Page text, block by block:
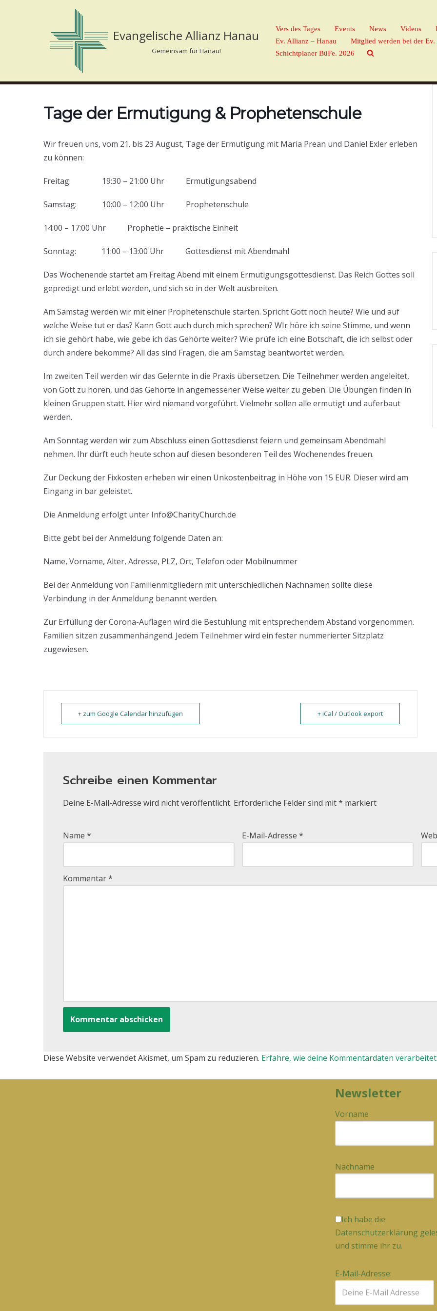
Evangelische Allianz Hanau
Gemeinsam für Hanau!
Vers des Tages Events News Videos
Ev. Allianz – Hanau
Mitglied werden bei der
Schichtplaner BüFe. 2026
Tage der Ermutigung & Prophetenschule
Wir freuen uns, vom 21. bis 23 August, Tage der Ermutigung mit Maria Prean und Daniel Exler erleben
zu können:
Freitag: 19:30 – 21:00 Uhr Ermutigungsabend
Samstag: 10:00 – 12:00 Uhr Prophetenschule
14:00 – 17:00 Uhr Prophetie – praktische Einheit
Sonntag: 11:00 – 13:00 Uhr Gottesdienst mit Abendmahl
Das Wochenende startet am Freitag Abend mit einem Ermutigungsgottesdienst. Das Reich Gottes soll
gepredigt und erlebt werden, und sich so in der Welt ausbreiten.
Am Samstag werden wir mit einer Prophetenschule starten. Spricht Gott noch heute? Wie und auf
welche Weise tut er das? Kann Gott auch durch mich sprechen? WIr höre ich seine Stimme, und wenn
ich sie gehört habe, wie gebe ich das Gehörte weiter? Wie prüfe ich eine Botschaft, die ich selbst oder
durch andere bekomme? All das sind Fragen, die am Samstag beantwortet werden.
Im zweiten Teil werden wir das Gelernte in die Praxis übersetzen. Die Teilnehmer werden angeleitet,
von Gott zu hören, und das Gehörte in angemessener Weise weiter zu geben. Die Übungen finden in
kleinen Gruppen statt. Hier wird niemand vorgeführt. Vielmehr sollen alle ermutigt und auferbaut
werden.
Am Sonntag werden wir zum Abschluss einen Gottesdienst feiern und gemeinsam Abendmahl
nehmen. Ihr dürft euch heute schon auf diesen besonderen Teil des Wochenendes freuen.
Zur Deckung der Fixkosten erheben wir einen Unkostenbeitrag in Höhe von 15 EUR. Dieser wird am
Eingang in bar geleistet.
Die Anmeldung erfolgt unter Info@CharityChurch.de
Bitte gebt bei der Anmeldung folgende Daten an:
Name, Vorname, Alter, Adresse, PLZ, Ort, Telefon oder Mobilnummer
Bei der Anmeldung von Familienmitgliedern mit unterschiedlichen Nachnamen sollte diese
Verbindung in der Anmeldung benannt werden.
Zur Erfüllung der Corona-Auflagen wird die Bestuhlung mit entsprechendem Abstand vorgenommen.
Familien sitzen zusammenhängend. Jedem Teilnehmer wird ein fester nummerierter Sitzplatz
zugewiesen.
+ zum Google Calendar hinzufügen + iCal / Outlook export
Schreibe einen Kommentar
Deine E-Mail-Adresse wird nicht veröffentlicht. Erforderliche Felder sind mit* markiert
Name * E-Mail-Adresse *
Kommentar*
Diese Website verwendet Akismet, um Spam zu reduzieren. Erfahre, wie deine Kommentardaten
Newsletter
Vorname
Nachname
Ich habe die
Datenschutzerklärung
und stimme ihr zu.
E-Mail-Adresse: